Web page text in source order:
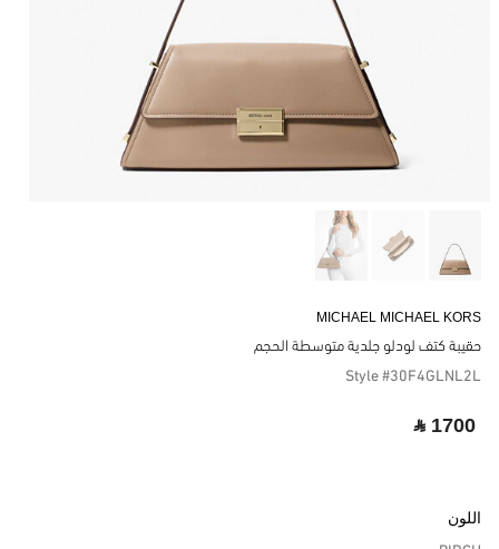
MICHAEL MICHAEL KORS
حقيبة كتف لودلو جلدية متوسطة الحجم
Style #30F4GLNL2L
‎ ⃁ 1700 ‎
اللون